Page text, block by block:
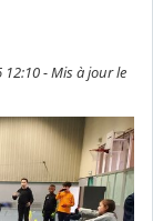
12:10 - Mis à jour le